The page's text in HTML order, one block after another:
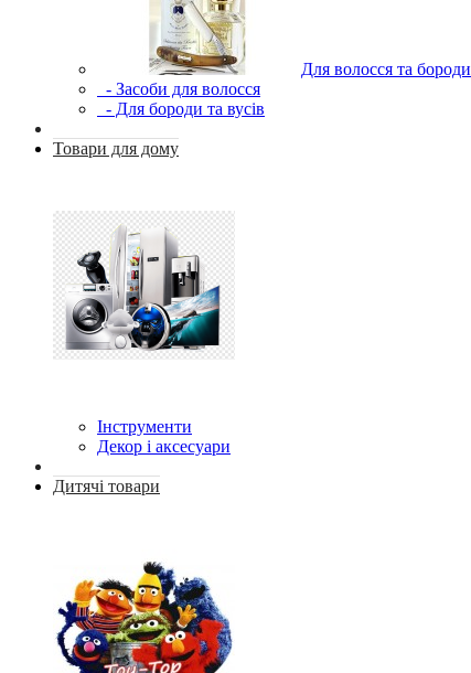
Для волосся та бороди
- Засоби для волосся
- Для бороди та вусів
Товари для дому
Інструменти
Декор і аксесуари
Дитячі товари